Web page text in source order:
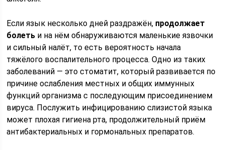
Если язык несколько дней раздражён, продолжает
болеть и на нём обнаруживаются маленькие язвочки
и сильный налёт, то есть вероятность начала
тяжёлого воспалительного процесса. Одно из таких
заболеваний — это стоматит, который развивается по
причине ослабления местных и общих иммунных
функций организма с последующим присоединением
вируса. Послужить инфицированию слизистой языка
может плохая гигиена рта, продолжительный приём
антибактериальных и гормональных препаратов.